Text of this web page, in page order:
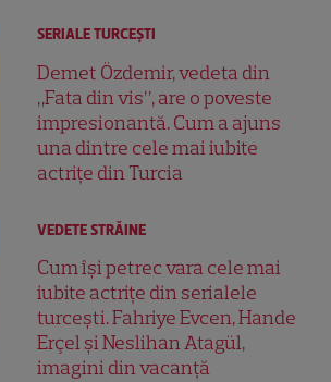
SERIALE TURCEŞTI
Demet Özdemir, vedeta din
„Fata din vis”, are o poveste
impresionantă. Cum a ajuns
una dintre cele mai iubite
actrițe din Turcia
VEDETE STRĂINE
Cum își petrec vara cele mai
iubite actrițe din serialele
turcești. Fahriye Evcen, Hande
Erçel și Neslihan Atagül,
imagini din vacanță